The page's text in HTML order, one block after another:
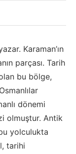
Karaman’ın
parçası. Tarih
bu bölge,
dönemi
olmuştur. Antik
yolculukta
tarihi